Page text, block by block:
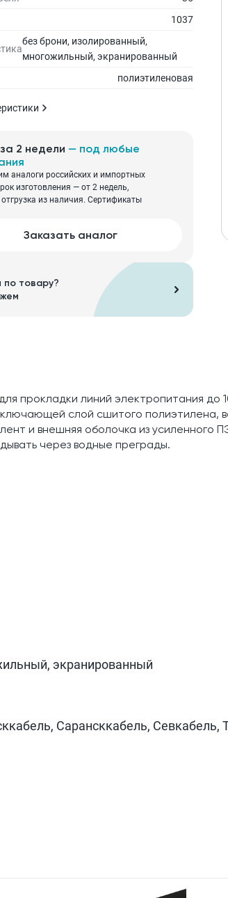
1037
без брони, изолированный,
многожильный, экранированный
полиэтиленовая
2 недели — под любые
аналоги российских и импортных
изготовления — от 2 недель,
из наличия. Сертификаты
Заказать аналог
по товару?
прокладки линий электропитания до
слой сшитого полиэтилена,
и внешняя оболочка из усиленного
через водные преграды.
экранированный
Сарансккабель, Севкабель,